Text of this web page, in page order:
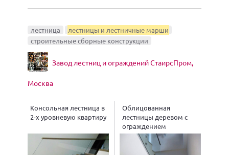
лестница
лестницы и лестничные марши
строительные сборные конструкции
Завод лестниц и ограждений СтаирсПром,
Москва
Консольная лестница в
2-х уровневую квартиру
Облицованная
лестницы деревом с
ограждением
самонесущим